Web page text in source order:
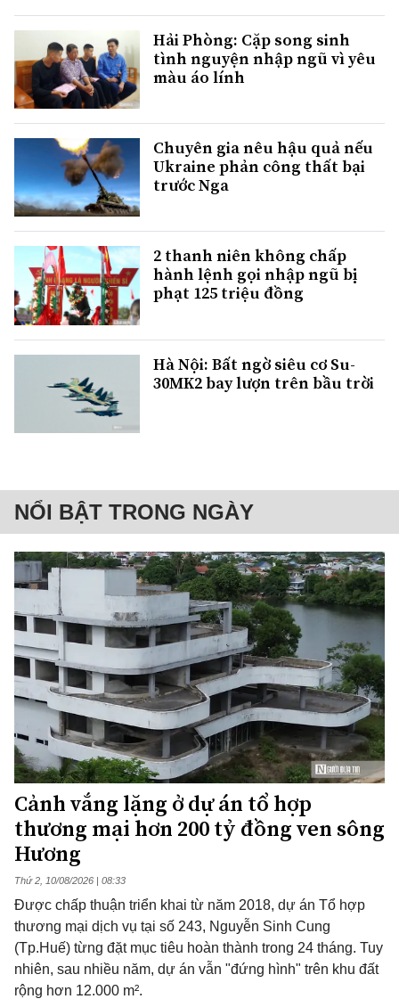
Hải Phòng: Cặp song sinh
tình nguyện nhập ngũ vì yêu
màu áo lính
Chuyên gia nêu hậu quả nếu
Ukraine phản công thất bại
trước Nga
2 thanh niên không chấp
hành lệnh gọi nhập ngũ bị
phạt 125 triệu đồng
Hà Nội: Bất ngờ siêu cơ Su-
30MK2 bay lượn trên bầu trời
NỔI BẬT TRONG NGÀY
Cảnh vắng lặng ở dự án tổ hợp
thương mại hơn 200 tỷ đồng ven sông
Hương
Thứ 2, 10/08/2026 | 08:33
Được chấp thuận triển khai từ năm 2018, dự án Tổ hợp
thương mại dịch vụ tại số 243, Nguyễn Sinh Cung
(Tp.Huế) từng đặt mục tiêu hoàn thành trong 24 tháng. Tuy
nhiên, sau nhiều năm, dự án vẫn "đứng hình" trên khu đất
rộng hơn 12.000 m².